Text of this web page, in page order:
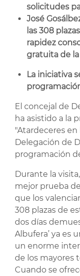
solicitudes
José
las 308
rapidez
gratuita de la
La iniciativa
El concejal de
ha asistido a la
"Atardeceres en
Delegación de
programación
Durante la
mejor prueba
que los
308 plazas de
dos días
Albufera’ ya es
un enorme
de los mayores
Cuando se